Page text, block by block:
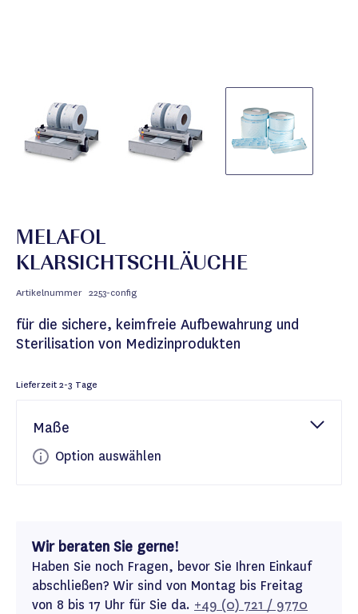
MELAFOL
KLARSICHTSCHLÄUCHE
Artikelnummer 2253-config
für die sichere, keimfreie Aufbewahrung und
Sterilisation von Medizinprodukten
Lieferzeit2-3 Tage
Maße
Option auswählen
Wir beraten Sie gerne!
Haben Sie noch Fragen, bevor Sie Ihren Einkauf
abschließen? Wir sind von Montag bis Freitag
von 8 bis 17 Uhr für Sie da. +49 (0) 721 / 9770